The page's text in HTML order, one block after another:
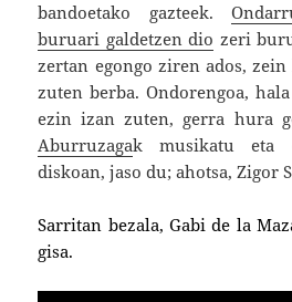
bandoetako gazteek.
buruari galdetzen dio zeri
zertan egongo ziren ados,
zuten berba. Ondorengoa,
ezin izan zuten, gerra hura
Aburruzagak musikatu eta
diskoan, jaso du; ahotsa, Zigor
Sarritan bezala, Gabi de la
gisa.